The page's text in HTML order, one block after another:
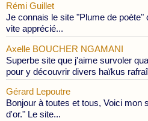
Rémi Guillet
Je connais le site "Plume de
vite apprécié...
Axelle BOUCHER NGAMANI
Superbe site que j'aime survoler
pour y découvrir divers haïkus
Gérard Lepoutre
Bonjour à toutes et tous, Voici mon
d'or." Le site...